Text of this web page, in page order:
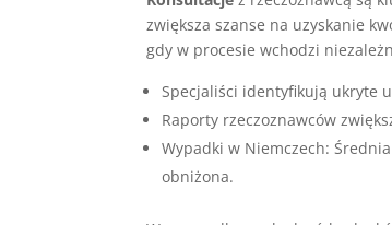
zwiększa szanse na uzyskanie
gdy w procesie wchodzi
Specjaliści identyfikują ukryte
Raporty rzeczoznawców
Wypadki w Niemczech:
obniżona.